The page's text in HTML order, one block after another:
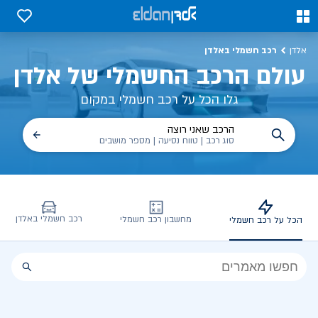
0
0
אלדן רכב חשמלי באלדן
עולם הרכב החשמלי של אלדן
גלו הכל על רכב חשמלי במקום
הרכב שאני רוצה
סוג רכב | טווח נסיעה | מספר מושבים
הכל על רכב חשמלי מחשבון רכב חשמלי רכב חשמלי באלדן
הכל
הכל על רכב חשמלי, שימושים, טכנולוגיה וכל מה שכדי לדעת | אלדן